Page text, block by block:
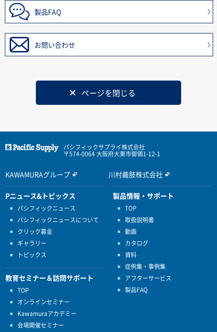
製品FAQ
お問い合わせ
ページを閉じる
パシフィックサプライ株式会社
〒574-0064 大阪府大東市御領1-12-1
KAWAMURAグループ 川村義肢株式会社
Pニュース&トピックス
パシフィックニュース
パシフィックニュースについて
クリック募金
ギャラリー
トピックス
教育セミナー＆訪問サポート
TOP
オンラインセミナー
Kawamuraアカデミー
会場開催セミナー
製品情報・サポート
TOP
取扱説明書
動画
カタログ
資料
症例集・事例集
アフターサービス
製品FAQ